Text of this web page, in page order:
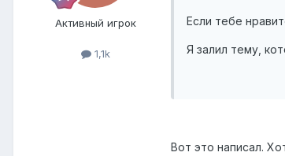
Активный игрок
1,1k
Если тебе
Я залил тему,
Вот это написал.